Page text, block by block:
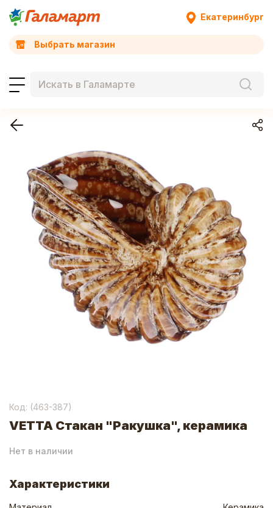
Екатеринбург
Выбрать магазин
Код: (463-387)
VETTA Стакан "Ракушка", керамика
Нет в наличии
Характеристики